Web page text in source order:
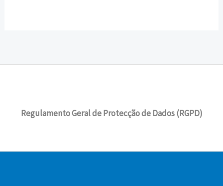
Regulamento Geral de Protecção de Dados (RGPD)